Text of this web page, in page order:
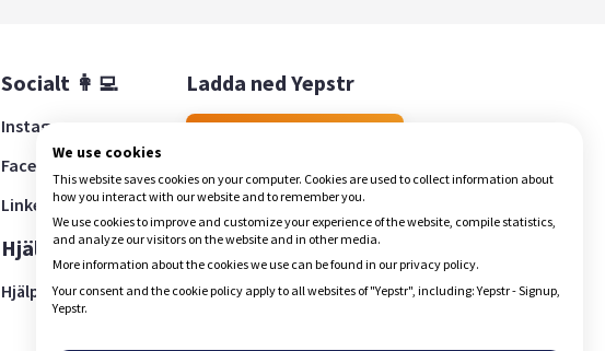
Socialt 👩‍💻
Instagram
Facebook
LinkedIn
Hjälp 🚨
Hjälpcenter
Ladda ned Yepstr
We use cookies
This website saves cookies on your computer. Cookies are used to collect information about
how you interact with our website and to remember you.
We use cookies to improve and customize your experience of the website, compile statistics,
and analyze our visitors on the website and in other media.
More information about the cookies we use can be found in our privacy policy.
Your consent and the cookie policy apply to all websites of "Yepstr", including: Yepstr - Signup,
Yepstr.